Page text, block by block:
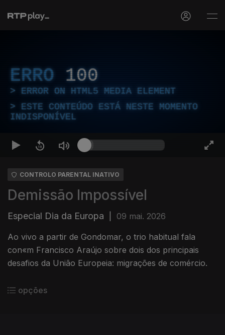
ERRO 100
ERROR ON HTML5 MEDIA ELEMENT
ESTE CONTEÚDO ESTÁ NESTE MOMENTO
INDISPONÍVEL
CONTROLO PARENTAL INATIVO
Demissão Impossível
Especial Dia da Europa 09 mai. 2026
Ao vivo a partir de Gondomar, o trio habitual fala
con«m Francisco Araújo sobre dois dos principais
desafios da União Europeia: migrações de comércio.
opções